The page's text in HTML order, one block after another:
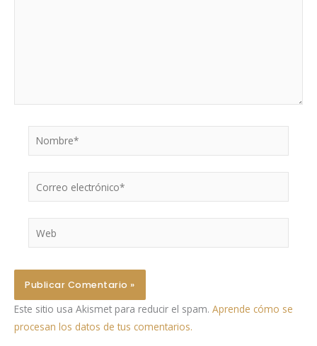
Nombre*
Este sitio usa Akismet para reducir el spam. Aprende cómo se
procesan los datos de tus comentarios.